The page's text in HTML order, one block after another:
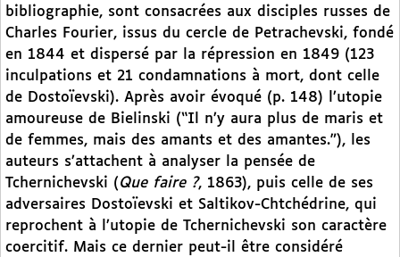
bibliographie, sont consacrées aux disciples russes de
Charles Fourier, issus du cercle de Petrachevski, fondé
en 1844 et dispersé par la répression en 1849 (123
inculpations et 21 condamnations à mort, dont celle
de Dostoïevski). Après avoir évoqué (p. 148) l’utopie
amoureuse de Bielinski (“Il n’y aura plus de maris et
de femmes, mais des amants et des amantes.”), les
auteurs s’attachent à analyser la pensée de
Tchernichevski (Que faire ?, 1863), puis celle de ses
adversaires Dostoïevski et Saltikov-Chtchédrine, qui
reprochent à l’utopie de Tchernichevski son caractère
coercitif. Mais ce dernier peut-il être considéré